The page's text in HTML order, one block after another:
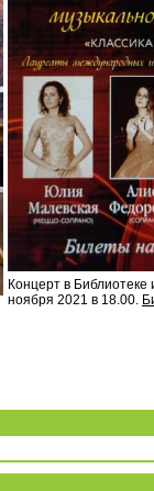
Концерт в
ноября 2021 в 18.00.